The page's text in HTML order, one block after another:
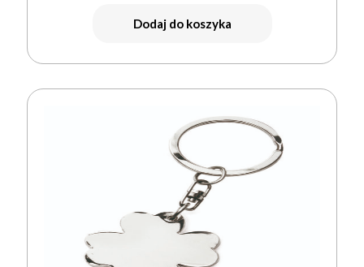
Dodaj do koszyka